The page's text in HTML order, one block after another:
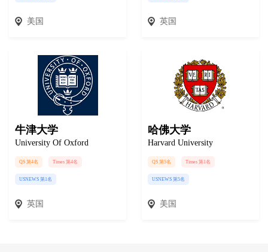
美国 英国
牛津大学
University Of Oxford
QS 第4名 Times 第4名
USNEWS 第1名
英国
哈佛大学
Harvard University
QS 第5名 Times 第1名
USNEWS 第5名
美国